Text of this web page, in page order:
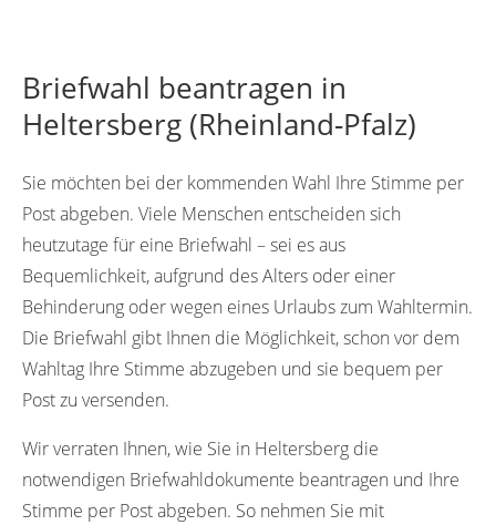
Briefwahl beantragen in
Heltersberg (Rheinland-Pfalz)
Sie möchten bei der kommenden Wahl Ihre Stimme per
Post abgeben. Viele Menschen entscheiden sich
heutzutage für eine Briefwahl – sei es aus
Bequemlichkeit, aufgrund des Alters oder einer
Behinderung oder wegen eines Urlaubs zum Wahltermin.
Die Briefwahl gibt Ihnen die Möglichkeit, schon vor dem
Wahltag Ihre Stimme abzugeben und sie bequem per
Post zu versenden.
Wir verraten Ihnen, wie Sie in Heltersberg die
notwendigen Briefwahldokumente beantragen und Ihre
Stimme per Post abgeben. So nehmen Sie mit